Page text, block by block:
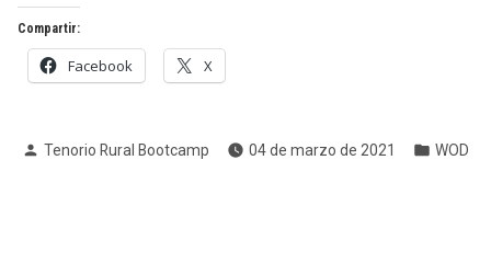
Compartir:
Facebook X
Publicado
Tenorio Rural Bootcamp 04 de marzo de 2021 WOD